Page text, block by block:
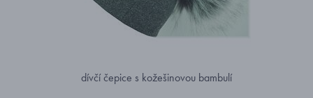
dívčí čepice s kožešinovou bambulí